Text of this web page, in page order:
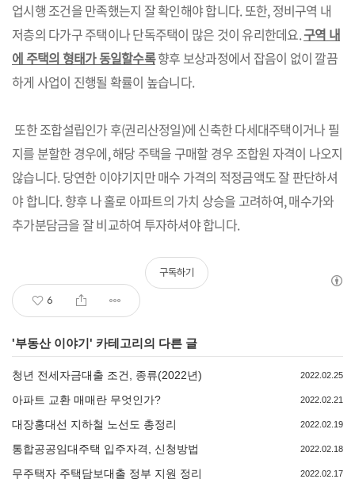
업시행 조건을 만족했는지 잘 확인해야 합니다. 또한, 정비구역 내
저층의 다가구 주택이나 단독주택이 많은 것이 유리한데요.구역 내
에 주택의 형태가 동일할수록향후 보상과정에서 잡음이 없이 깔끔
하게 사업이 진행될 확률이 높습니다.
또한 조합설립인가 후(권리산정일)에 신축한 다세대주택이거나 필
지를 분할한 경우에, 해당 주택을 구매할 경우 조합원 자격이 나오지
않습니다. 당연한 이야기지만 매수 가격의 적정금액도 잘 판단하셔
야 합니다. 향후 나 홀로 아파트의 가치 상승을 고려하여, 매수가와
추가분담금을 잘 비교하여 투자하셔야 합니다.
6
구독하기
'부동산 이야기' 카테고리의 다른 글
청년 전세자금대출 조건, 종류(2022년) 2022.02.25
아파트 교환 매매란 무엇인가? 2022.02.21
대장홍대선 지하철 노선도 총정리 2022.02.19
통합공공임대주택 입주자격, 신청방법 2022.02.18
무주택자 주택담보대출 정부 지원 정리 2022.02.17